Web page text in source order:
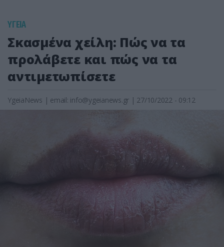
ΥΓΕΙΑ
Σκασμένα χείλη: Πώς να τα
προλάβετε και πώς να τα
αντιμετωπίσετε
YgeiaNews | email: info@ygeianews.gr | 27/10/2022 - 09:12